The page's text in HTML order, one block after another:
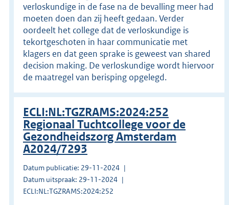
verloskundige in de fase na de bevalling meer had
moeten doen dan zij heeft gedaan. Verder
oordeelt het college dat de verloskundige is
tekortgeschoten in haar communicatie met
klagers en dat geen sprake is geweest van shared
decision making. De verloskundige wordt hiervoor
de maatregel van berisping opgelegd.
ECLI:NL:TGZRAMS:2024:252
Regionaal Tuchtcollege voor de
Gezondheidszorg Amsterdam
A2024/7293
Datum publicatie: 29-11-2024
Datum uitspraak: 29-11-2024
ECLI:NL:TGZRAMS:2024:252